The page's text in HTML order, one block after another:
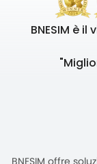
BNESIM è
BNESIM offre